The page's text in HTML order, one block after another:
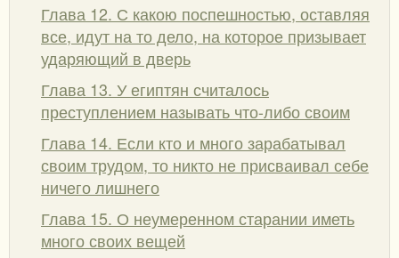
Глава 12. С какою поспешностью, оставляя
все, идут на то дело, на которое призывает
ударяющий в дверь
Глава 13. У египтян считалось
преступлением называть что-либо своим
Глава 14. Если кто и много зарабатывал
своим трудом, то никто не присваивал себе
ничего лишнего
Глава 15. О неумеренном старании иметь
много своих вещей